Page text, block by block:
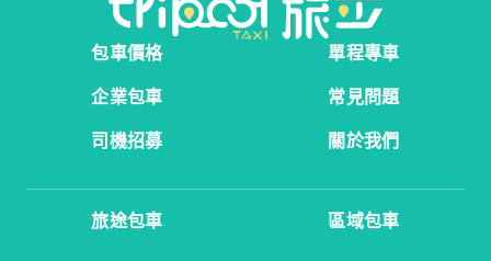
包車價格
單程專車
企業包車
常見問題
司機招募
關於我們
旅途包車 區域包車